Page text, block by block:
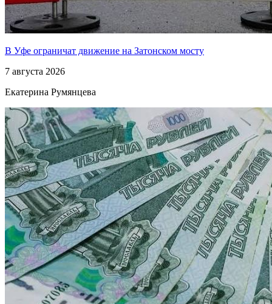
В Уфе ограничат движение на Затонском мосту
7 августа 2026
Екатерина Румянцева